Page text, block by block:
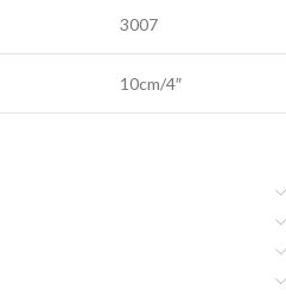
3007
10cm/4″